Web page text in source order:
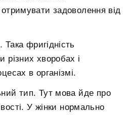
задоволення від
фригідність
різних хворобах і
в організмі.
тип. Тут мова йде про
У жінки нормально